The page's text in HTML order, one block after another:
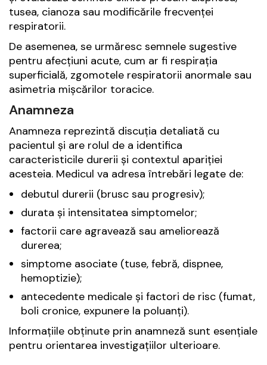
tusea, cianoza sau modificările frecvenței
respiratorii.
De asemenea, se urmăresc semnele sugestive
pentru afecțiuni acute, cum ar fi respirația
superficială, zgomotele respiratorii anormale sau
asimetria mișcărilor toracice.
Anamneza
Anamneza reprezintă discuția detaliată cu
pacientul și are rolul de a identifica
caracteristicile durerii și contextul apariției
acesteia. Medicul va adresa întrebări legate de:
debutul durerii (brusc sau progresiv);
durata și intensitatea simptomelor;
factorii care agravează sau ameliorează
durerea;
simptome asociate (tuse, febră, dispnee,
hemoptizie);
antecedente medicale și factori de risc (fumat,
boli cronice, expunere la poluanți).
Informațiile obținute prin anamneză sunt esențiale
pentru orientarea investigațiilor ulterioare.